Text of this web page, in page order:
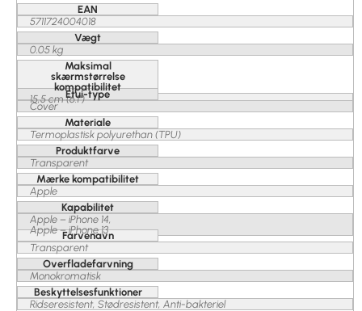
EAN
5711724004018
Vægt
0.05 kg
Maksimal
skærmstørrelse
kompatibilitet
15,5 cm (6.1")Etui-type
Cover
Materiale
Termoplastisk polyurethan (TPU)
Produktfarve
Transparent
Mærke kompatibilitet
Apple
Kapabilitet
Apple – iPhone 14,
Apple – iPhone 13
Farvenavn
Transparent
Overfladefarvning
Monokromatisk
Beskyttelsesfunktioner
Ridseresistent, Stødresistent, Anti-bakteriel